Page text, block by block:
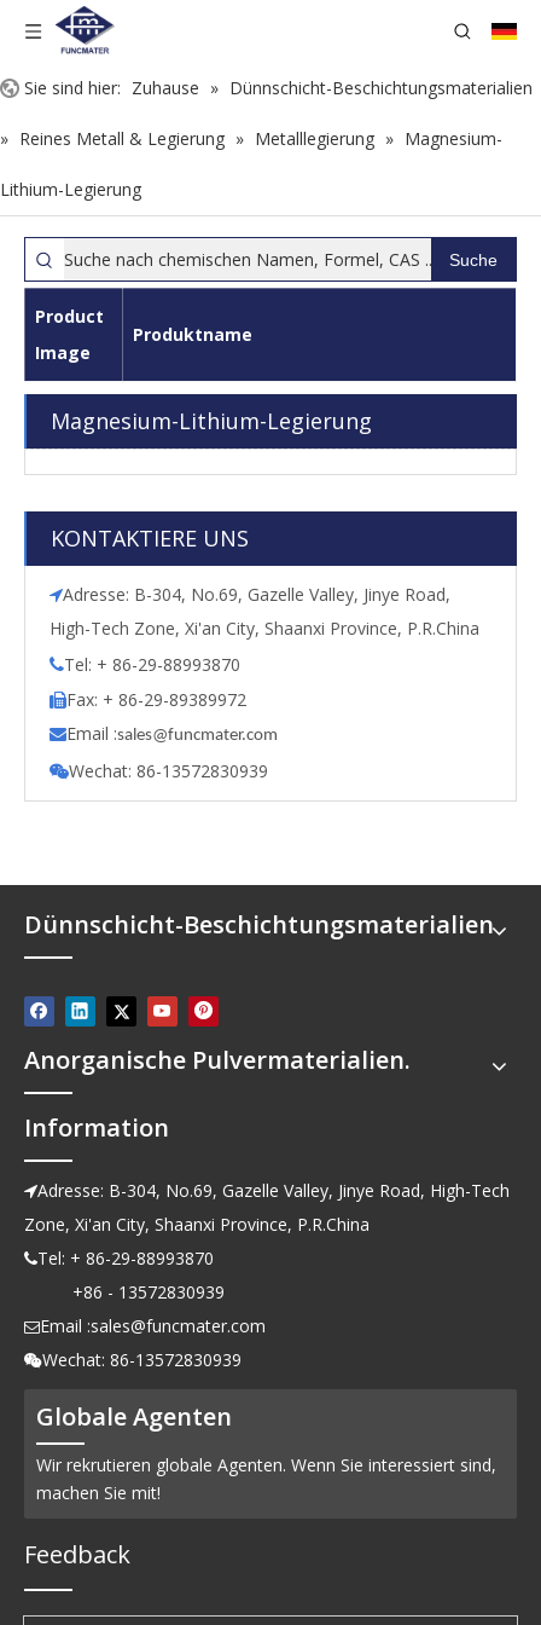
Sie sind hier: Zuhause » Dünnschicht-Beschichtungsmaterialien
» Reines Metall & Legierung » Metalllegierung » Magnesium-
Lithium-Legierung
Suche
Product
Image
Produktname
Magnesium-Lithium-Legierung
KONTAKTIERE UNS
Adresse: B-304, No.69, Gazelle Valley, Jinye Road,
High-Tech Zone, Xi'an City, Shaanxi Province, P.R.China
Tel: + 86-29-88993870
Fax: + 86-29-89389972
Email :sales@funcmater.com
Wechat: 86-13572830939
Dünnschicht-Beschichtungsmaterialien
Anorganische Pulvermaterialien.
Information
Adresse: B-304, No.69, Gazelle Valley, Jinye Road, High-Tech
Zone, Xi'an City, Shaanxi Province, P.R.China
Tel: + 86-29-88993870
+86 - 13572830939
Email :sales@funcmater.com
Wechat: 86-13572830939
Globale Agenten
Wir rekrutieren globale Agenten. Wenn Sie interessiert sind,
machen Sie mit!
Feedback